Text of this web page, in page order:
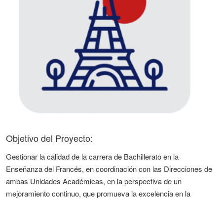
Objetivo del Proyecto:
Gestionar la calidad de la carrera de Bachillerato en la
Enseñanza del Francés, en coordinación con las Direcciones de
ambas Unidades Académicas, en la perspectiva de un
mejoramiento continuo, que promueva la excelencia en la